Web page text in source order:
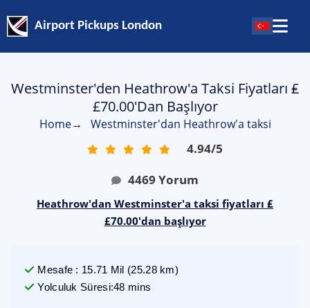
Airport Pickups London
Westminster'den Heathrow'a Taksi Fiyatları ₤
£70.00'dan Başlıyor
Home→ Westminster'dan Heathrow'a taksi
4.94/5
4469 Yorum
Heathrow'dan Westminster'a taksi fiyatları ₤
£70.00'dan başlıyor
Mesafe : 15.71 Mil (25.28km)
Yolculuk Süresi:48 mins